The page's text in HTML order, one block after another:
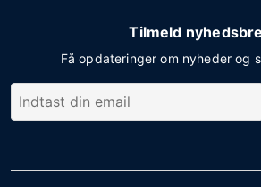
Tilmeld
Få opdateringer om nyheder og